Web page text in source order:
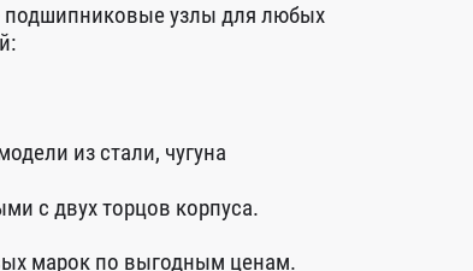
подшипниковые узлы для любых
из стали, чугуна
с двух торцов корпуса.
марок по выгодным ценам.